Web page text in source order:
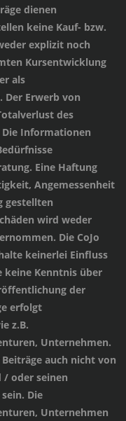
dienen
keine Kauf- bzw.
explizit noch
Kursentwicklung
als
Der Erwerb von
des
Informationen
Eine Haftung
Angemessenheit
gestellten
wird weder
Die CoJo
keinerlei Einfluss
keine Kenntnis über
der
erfolgt
z.B.
Unternehmen.
auch nicht von
/ oder seinen
Die
Unternehmen